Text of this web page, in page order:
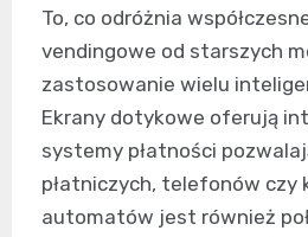
To, co odróżnia
vendingowe od starszych
zastosowanie wielu
Ekrany dotykowe oferują
systemy płatności
płatniczych, telefonów czy
automatów jest również